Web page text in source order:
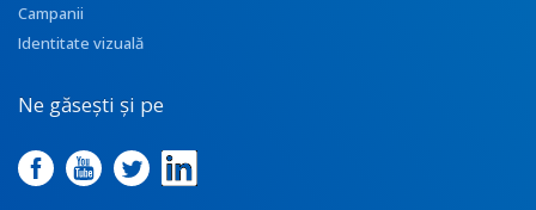
Campanii
Identitate vizuală
Ne găsești și pe